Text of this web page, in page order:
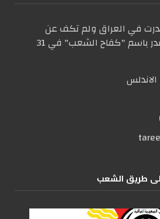
في العراق ولم تكف عن
الصدور. عددها الأول صدر باسم "كفاح الشعب" في 31
طریق الشعب